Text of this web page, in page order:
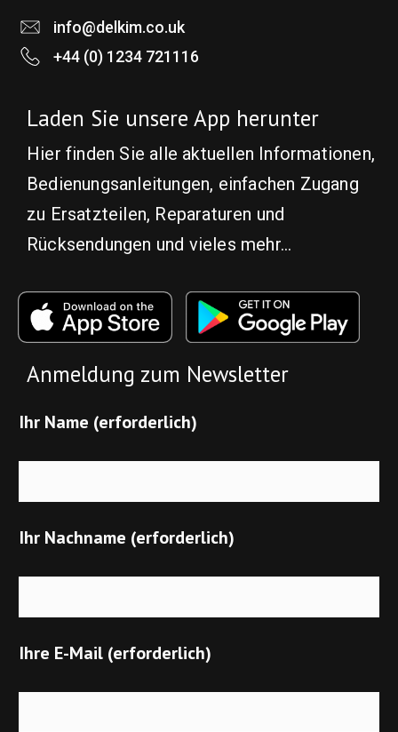
info@delkim.co.uk
+44 (0) 1234 721116
Laden Sie unsere App herunter
Hier finden Sie alle aktuellen Informationen,
Bedienungsanleitungen, einfachen Zugang
zu Ersatzteilen, Reparaturen und
Rücksendungen und vieles mehr...
Anmeldung zum Newsletter
Ihr Name (erforderlich)
Ihr Nachname (erforderlich)
Ihre E-Mail (erforderlich)